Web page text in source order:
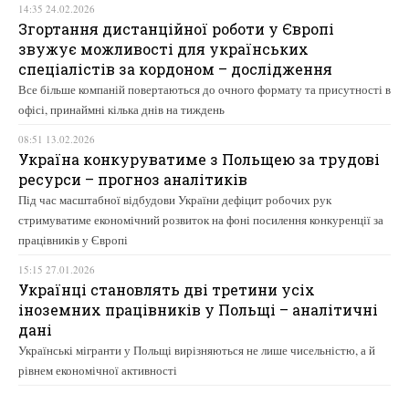
14:35 24.02.2026
Згортання дистанційної роботи у Європі
звужує можливості для українських
спеціалістів за кордоном – дослідження
Все більше компаній повертаються до очного формату та присутності в
офісі, принаймні кілька днів на тиждень
08:51 13.02.2026
Україна конкуруватиме з Польщею за трудові
ресурси – прогноз аналітиків
Під час масштабної відбудови України дефіцит робочих рук
стримуватиме економічний розвиток на фоні посилення конкуренції за
працівників у Європі
15:15 27.01.2026
Українці становлять дві третини усіх
іноземних працівників у Польщі – аналітичні
дані
Українські мігранти у Польщі вирізняються не лише чисельністю, а й
рівнем економічної активності